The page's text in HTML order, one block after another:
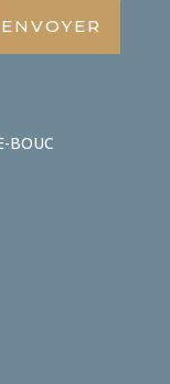
ENVOYER
BOUC